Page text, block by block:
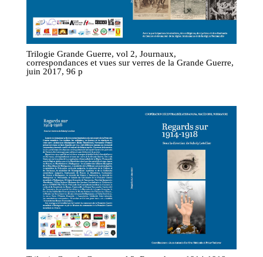
Trilogie Grande Guerre, vol 2, Journaux,
correspondances et vues sur verres de la Grande Guerre,
juin 2017, 96 p